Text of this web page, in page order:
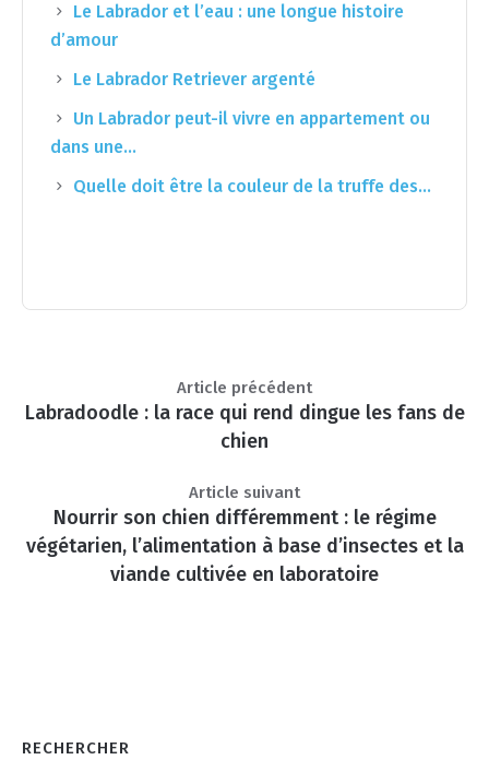
Le Labrador et l’eau : une longue histoire
d’amour
Le Labrador Retriever argenté
Un Labrador peut-il vivre en appartement ou
dans une…
Quelle doit être la couleur de la truffe des…
Labradoodle : la race qui rend dingue les fans de
chien
Article précédent
Nourrir son chien différemment : le régime
végétarien, l’alimentation à base d’insectes et la
viande cultivée en laboratoire
Article suivant
RECHERCHER